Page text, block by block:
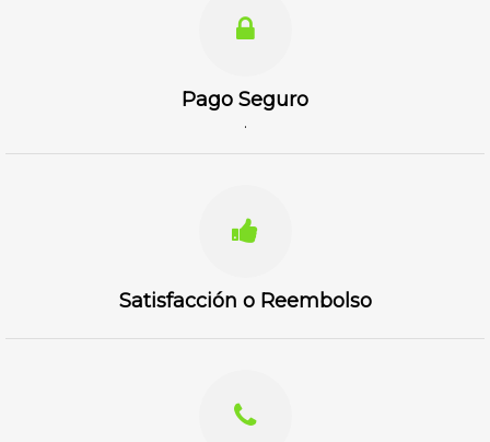
Pago Seguro
.
Satisfacción o Reembolso